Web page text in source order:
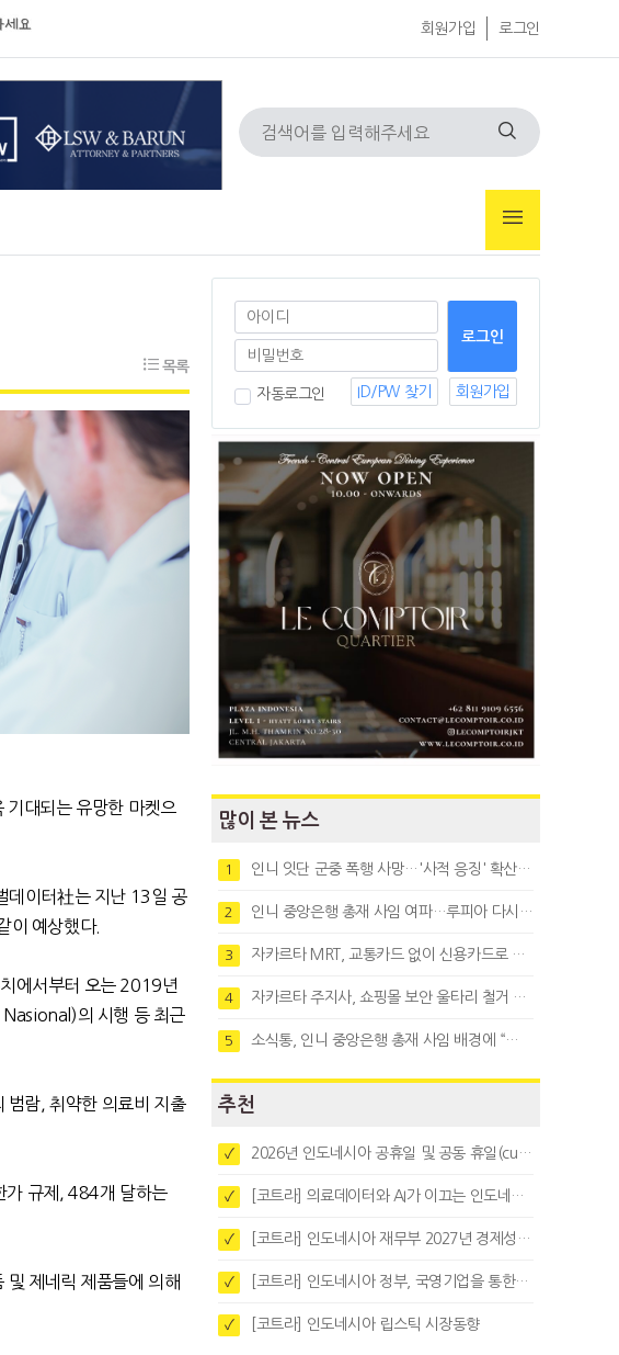
회원가입 로그인
목록
기대되는 유망한 마켓으
데이터社는 지난 13일 공
이 예상했다.
에서부터 오는 2019년
Nasional)의 시행 등 최근
람, 취약한 의료비 지출
가 규제, 484개 달하는
제네릭 제품들에 의해
자동로그인 ID/PW 찾기 회원가입
많이 본 뉴스
1 인니 잇단 군중 폭행 사망…'사적 응징' 확산에 법치 우려
2 인니 중앙은행 총재 사임 여파…루피아 다시 1만8천대로 약세
3 자카르타 MRT, 교통카드 없이 신용카드로 바로 탄다
4 자카르타 주지사, 쇼핑몰 보안 울타리 철거 요청…"치안 문제없다"
5 소식통, 인니 중앙은행 총재 사임 배경에 “정부와 정책 갈등"
추천
✓ 2026년 인도네시아 공휴일 및 공동 휴일(cuti bersama)
✓ [코트라] 의료데이터와 AI가 이끄는 인도네시아 디지털 헬스케어 시장 트렌드
✓ [코트라] 인도네시아 재무부 2027년 경제성장 전망 및 목표 발표
✓ [코트라] 인도네시아 정부, 국영기업을 통한 석탄·팜유·합금철 수출 중앙집중화 추진
✓ [코트라] 인도네시아 립스틱 시장동향